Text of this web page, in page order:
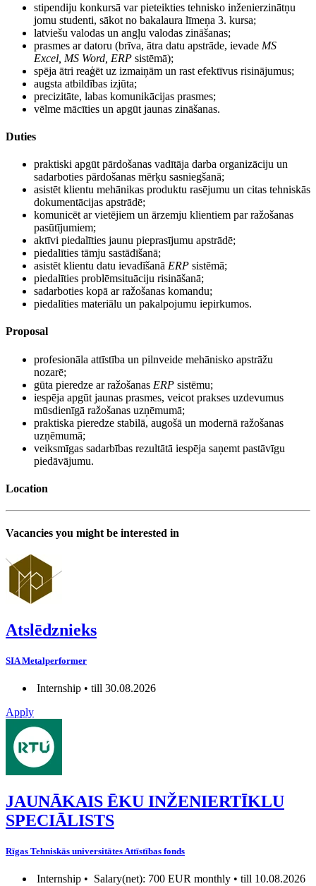
stipendiju konkursā var pieteikties tehnisko inženierzinātņu
jomu studenti, sākot no bakalaura līmeņa 3. kursa;
latviešu valodas un angļu valodas zināšanas;
prasmes ar datoru (brīva, ātra datu apstrāde, ievade MS
Excel, MS Word, ERP sistēmā);
spēja ātri reaģēt uz izmaiņām un rast efektīvus risinājumus;
augsta atbildības izjūta;
precizitāte, labas komunikācijas prasmes;
vēlme mācīties un apgūt jaunas zināšanas.
Duties
praktiski apgūt pārdošanas vadītāja darba organizāciju un
sadarboties pārdošanas mērķu sasniegšanā;
asistēt klientu mehānikas produktu rasējumu un citas tehniskās
dokumentācijas apstrādē;
komunicēt ar vietējiem un ārzemju klientiem par ražošanas
pasūtījumiem;
aktīvi piedalīties jaunu pieprasījumu apstrādē;
piedalīties tāmju sastādīšanā;
asistēt klientu datu ievadīšanā ERP sistēmā;
piedalīties problēmsituāciju risināšanā;
sadarboties kopā ar ražošanas komandu;
piedalīties materiālu un pakalpojumu iepirkumos.
Proposal
profesionāla attīstība un pilnveide mehānisko apstrāžu
nozarē;
gūta pieredze ar ražošanas ERP sistēmu;
iespēja apgūt jaunas prasmes, veicot prakses uzdevumus
mūsdienīgā ražošanas uzņēmumā;
praktiska pieredze stabilā, augošā un modernā ražošanas
uzņēmumā;
veiksmīgas sadarbības rezultātā iespēja saņemt pastāvīgu
piedāvājumu.
Location
Vacancies you might be interested in
Atslēdznieks
SIA Metalperformer
Internship • till 30.08.2026
Apply
JAUNĀKAIS ĒKU INŽENIERTĪKLU
SPECIĀLISTS
Rīgas Tehniskās universitātes Attīstības fonds
Internship • Salary(net): 700 EUR monthly • till 10.08.2026